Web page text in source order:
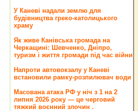
У Каневі надали землю для
будівництва греко‐католицького
храму
Як живе Канівська громада на
Черкащині: Шевченко, Дніпро,
туризм і життя громади під час війни
Напроти автовокзалу у Каневі
встановили рамку-розпилювач води
Масована атака РФ у ніч з 1 на 2
липня 2026 року — це черговий
тяжкий воєнний злочин .